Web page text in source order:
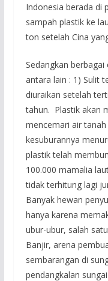
Indonesia berada di
sampah plastik ke
ton setelah Cina
Sedangkan
antara lain : 1) Sulit
diuraikan setelah
tahun. Plastik akan
mencemari air
kesuburannya
plastik telah
100.000 mamalia
tidak terhitung lagi
Banyak hewan
hanya karena
ubur-ubur, salah
Banjir, arena
sembarangan di
pendangkalan